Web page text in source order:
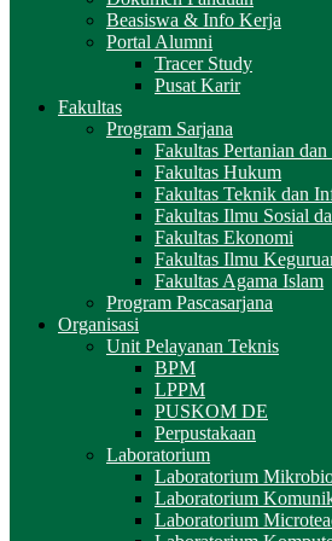
Beasiswa & Info Kerja
Portal Alumni
Tracer Study
Pusat Karir
Fakultas
Program Sarjana
Fakultas Pertanian dan
Fakultas Hukum
Fakultas Teknik dan
Fakultas Ilmu Sosial
Fakultas Ekonomi
Fakultas Ilmu
Fakultas Agama Islam
Program Pascasarjana
Organisasi
Unit Pelayanan Teknis
BPM
LPPM
PUSKOM DE
Perpustakaan
Laboratorium
Laboratorium
Laboratorium
Laboratorium